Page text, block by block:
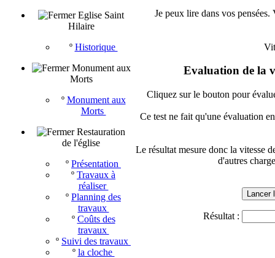
Eglise Saint
Hilaire
º Historique
Monument aux
Morts
º Monument aux
Morts
Restauration
de l'église
º Présentation
º Travaux à
réaliser
º Planning des
travaux
º Coûts des
travaux
º Suivi des travaux
º la cloche
Je peux lire dans vos
Evaluation de la
Cliquez sur le bouton pour
Ce test ne fait qu'une évaluation
Le résultat mesure donc la vitesse
d'autres
Résultat :